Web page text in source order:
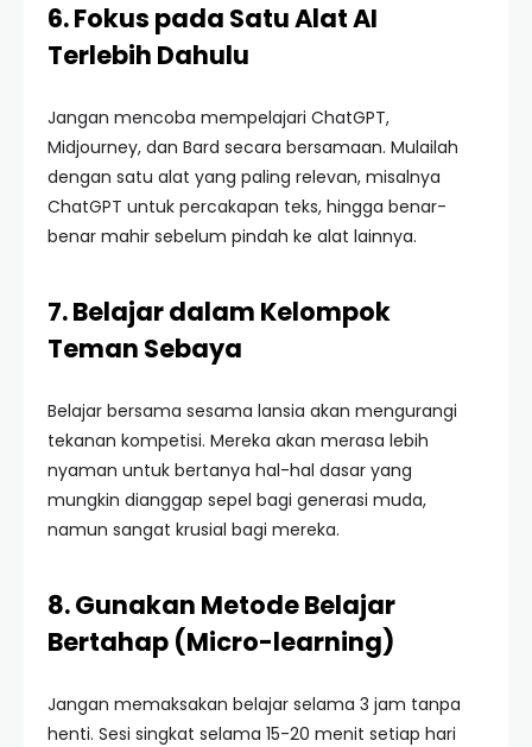
6. Fokus pada Satu Alat AI
Terlebih Dahulu
Jangan mencoba mempelajari ChatGPT,
Midjourney, dan Bard secara bersamaan. Mulailah
dengan satu alat yang paling relevan, misalnya
ChatGPT untuk percakapan teks, hingga benar-
benar mahir sebelum pindah ke alat lainnya.
7. Belajar dalam Kelompok
Teman Sebaya
Belajar bersama sesama lansia akan mengurangi
tekanan kompetisi. Mereka akan merasa lebih
nyaman untuk bertanya hal-hal dasar yang
mungkin dianggap sepel bagi generasi muda,
namun sangat krusial bagi mereka.
8. Gunakan Metode Belajar
Bertahap (Micro-learning)
Jangan memaksakan belajar selama 3 jam tanpa
henti. Sesi singkat selama 15-20 menit setiap hari